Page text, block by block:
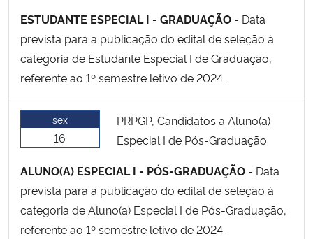
ESTUDANTE ESPECIAL I - GRADUAÇÃO - Data
prevista para a publicação do edital de seleção à
categoria de Estudante Especial I de Graduação,
referente ao 1º semestre letivo de 2024.
sex
16
PRPGP, Candidatos a Aluno(a)
Especial I de Pós-Graduação
ALUNO(A) ESPECIAL I - PÓS-GRADUAÇÃO - Data
prevista para a publicação do edital de seleção à
categoria de Aluno(a) Especial I de Pós-Graduação,
referente ao 1º semestre letivo de 2024.